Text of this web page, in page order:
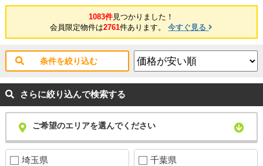
1083件見つかりました！
会員限定物件は2761件あります。今すぐ見る
条件を絞り込む
さらに絞り込んで検索する
ご希望のエリアを選んでください
埼玉県 千葉県